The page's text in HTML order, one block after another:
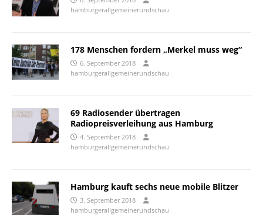
hamburgerallgemeinerundschau
178 Menschen fordern „Merkel muss weg“
6. September 2018
hamburgerallgemeinerundschau
69 Radiosender übertragen
Radiopreisverleihung aus Hamburg
4. September 2018
hamburgerallgemeinerundschau
Hamburg kauft sechs neue mobile Blitzer
3. September 2018
hamburgerallgemeinerundschau